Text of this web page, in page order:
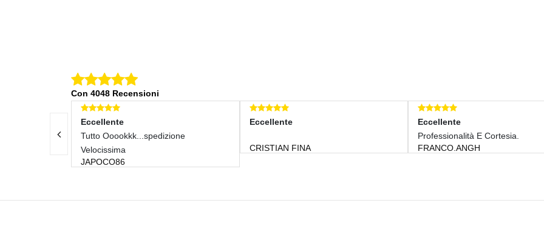
Con 4048 Recensioni
FRANCO.ANGH
Venditore
Tutti Quanti. Efficente